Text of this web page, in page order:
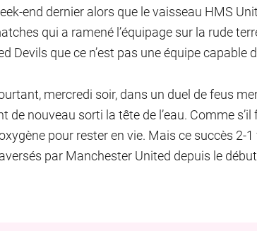
end dernier alors que le vaisseau HMS
qui a ramené l’équipage sur la rude
Devils que ce n’est pas une équipe
mercredi soir, dans un duel de feus
de nouveau sorti la tête de l’eau. Comme
pour rester en vie. Mais ce succès
par Manchester United depuis le